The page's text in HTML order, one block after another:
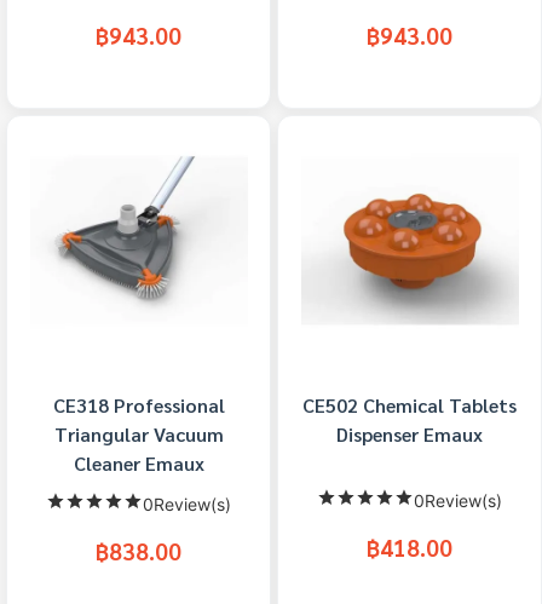
฿943.00 ฿943.00
CE318 Professional
Triangular Vacuum
Cleaner Emaux
0Review(s)
฿838.00
CE502 Chemical Tablets
Dispenser Emaux
0Review(s)
฿418.00